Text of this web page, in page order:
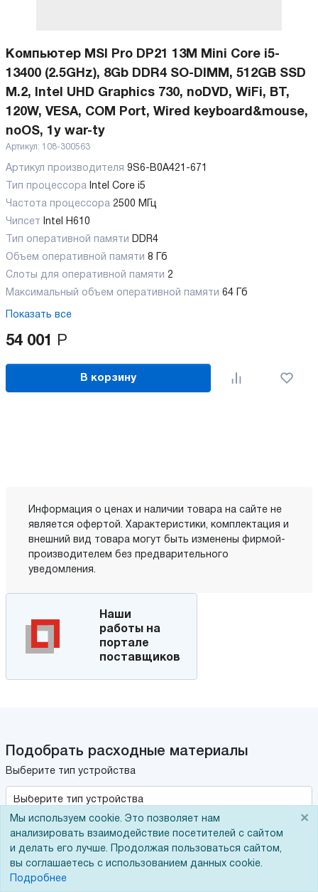
Компьютер MSI Pro DP21 13M Mini Core i5-
13400 (2.5GHz), 8Gb DDR4 SO-DIMM, 512GB SSD
M.2, Intel UHD Graphics 730, noDVD, WiFi, BT,
120W, VESA, COM Port, Wired keyboard&mouse,
noOS, 1y war-ty
Артикул: 108-300563
Артикул производителя 9S6-B0A421-671
Тип процессора Intel Core i5
Частота процессора 2500 МГц
Чипсет
Intel H610
Тип оперативной памяти DDR4
Объем оперативной памяти 8 Гб
Слоты для оперативной памяти 2
Максимальный объем оперативной памяти 64 Гб
Показать все
54 001 Р
В корзину
Информация о ценах и наличии товара на сайте не
является офертой. Характеристики, комплектация и
внешний вид товара могут быть изменены фирмой-
производителем без предварительного
уведомления.
Наши
работы на
портале
поставщиков
Подобрать расходные материалы
Выберите тип устройства
Выберите производителя
Мы используем cookie. Это позволяет нам
анализировать взаимодействие посетителей с сайтом
и делать его лучше. Продолжая пользоваться сайтом,
вы соглашаетесь с использованием данных cookie.
Подробнее
×